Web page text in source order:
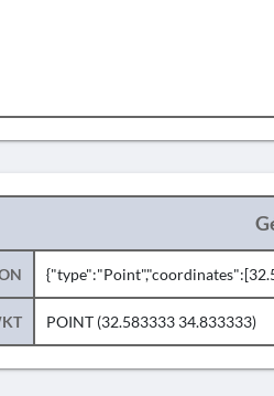
POINT (32.583333 34.833333)